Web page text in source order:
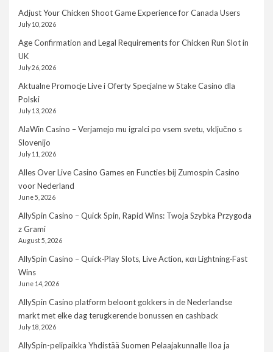
Adjust Your Chicken Shoot Game Experience for Canada Users
July 10, 2026
Age Confirmation and Legal Requirements for Chicken Run Slot in
UK
July 26, 2026
Aktualne Promocje Live i Oferty Specjalne w Stake Casino dla
Polski
July 13, 2026
AlaWin Casino – Verjamejo mu igralci po vsem svetu, vključno s
Slovenijo
July 11, 2026
Alles Over Live Casino Games en Functies bij Zumospin Casino
voor Nederland
June 5, 2026
AllySpin Casino – Quick Spin, Rapid Wins: Twoja Szybka Przygoda
z Grami
August 5, 2026
AllySpin Casino – Quick‑Play Slots, Live Action, και Lightning‑Fast
Wins
June 14, 2026
AllySpin Casino platform beloont gokkers in de Nederlandse
markt met elke dag terugkerende bonussen en cashback
July 18, 2026
AllySpin-pelipaikka Yhdistää Suomen Pelaajakunnalle Iloa ja